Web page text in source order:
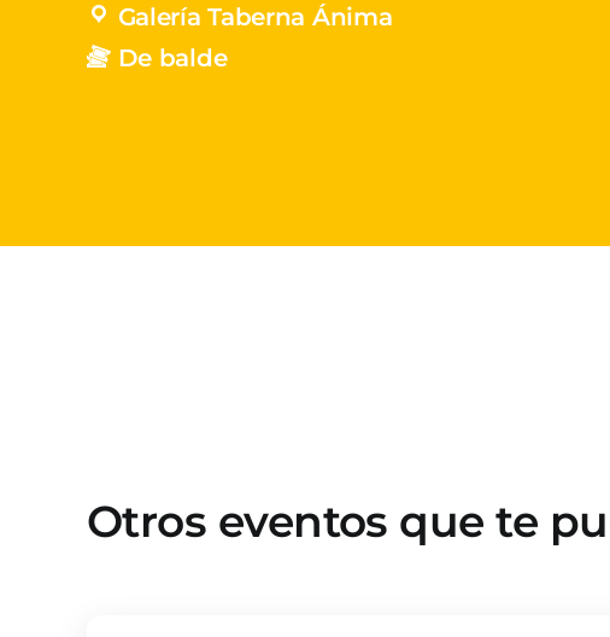
Galería Taberna Ánima
De balde
Otros eventos que te